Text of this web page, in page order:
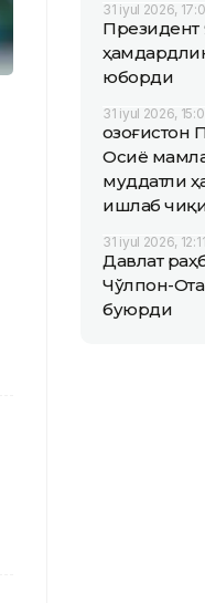
31 iyul 2026,
юборди
31 iyul 2026,
Осиё
муддатли
ишлаб
31 iyul 2026, 12:11
Давлат
Чўлпон-
буюрди